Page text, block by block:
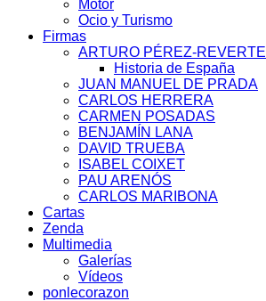
Motor
Ocio y Turismo
Firmas
ARTURO PÉREZ-REVERTE
Historia de España
JUAN MANUEL DE PRADA
CARLOS HERRERA
CARMEN POSADAS
BENJAMÍN LANA
DAVID TRUEBA
ISABEL COIXET
PAU ARENÓS
CARLOS MARIBONA
Cartas
Zenda
Multimedia
Galerías
Vídeos
ponlecorazon